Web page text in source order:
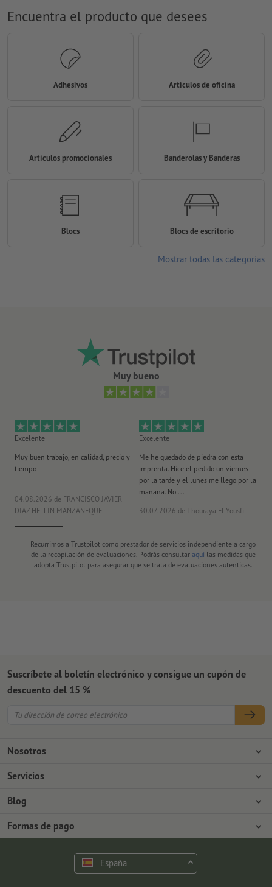
Muy bueno
Excelente
Muy buen trabajo, en calidad, precio y
tiempo
04.08.2026 de FRANCISCO JAVIER
DIAZ HELLIN MANZANEQUE
Excelente
Me he quedado de piedra con esta
imprenta. Hice el pedido un viernes
por la tarde y el lunes me llego por la
manana. No ...
30.07.2026 de Thouraya El Yousfi
Recurrimos a Trustpilot como prestador de servicios independiente a cargo
de la recopilación de evaluaciones. Podrás consultar aquílas medidas que
adopta Trustpilot para asegurar que se trata de evaluaciones auténticas.
Encuentra el producto que desees
Adhesivos Artículos de oficina
Artículos promocionales Banderolas y Banderas
Blocs Blocs de escritorio
Mostrar todas las categorías
Nosotros
Empresa
Protección del medio ambiente
Servicios
Formas de pago
Programa Premium
Blog
Tutoriales de Photoshop
Fuentes y Herramientas
Formas de pago
Suscríbete al boletín electrónico y consigue un cupón de
descuento del 15 %
España